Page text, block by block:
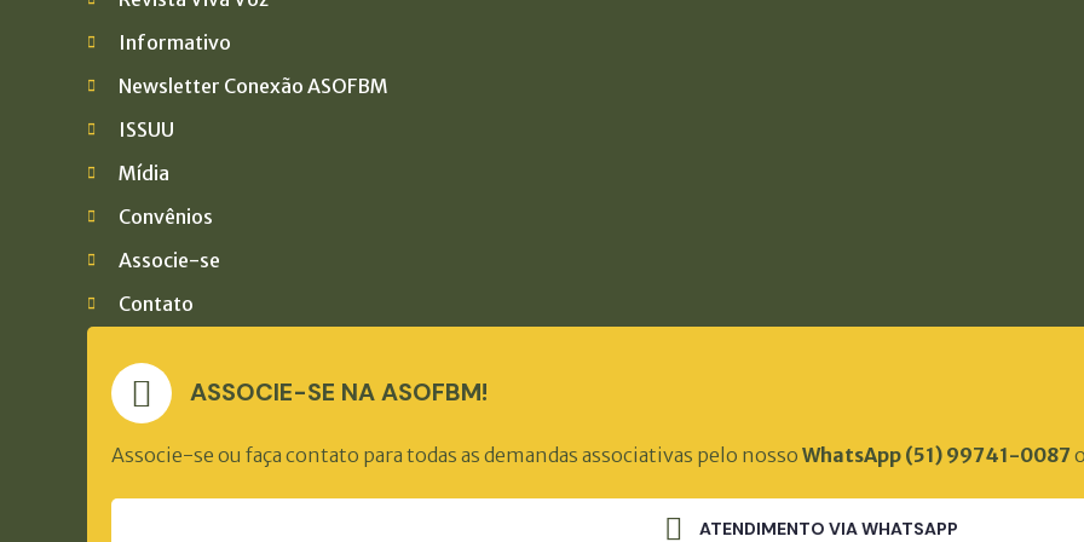
Informativo
Newsletter Conexão ASOFBM
ISSUU
Mídia
Convênios
Associe-se
Contato
ASSOCIE-SE NA ASOFBM!
Associe-se ou faça contato para todas as demandas associativas pelo nosso WhatsApp (51) 99741-0087
ATENDIMENTO VIA WHATSAPP